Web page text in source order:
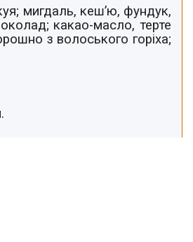
мигдаль, кеш’ю, фундук,
какао-масло, терте
з волоського горіха;